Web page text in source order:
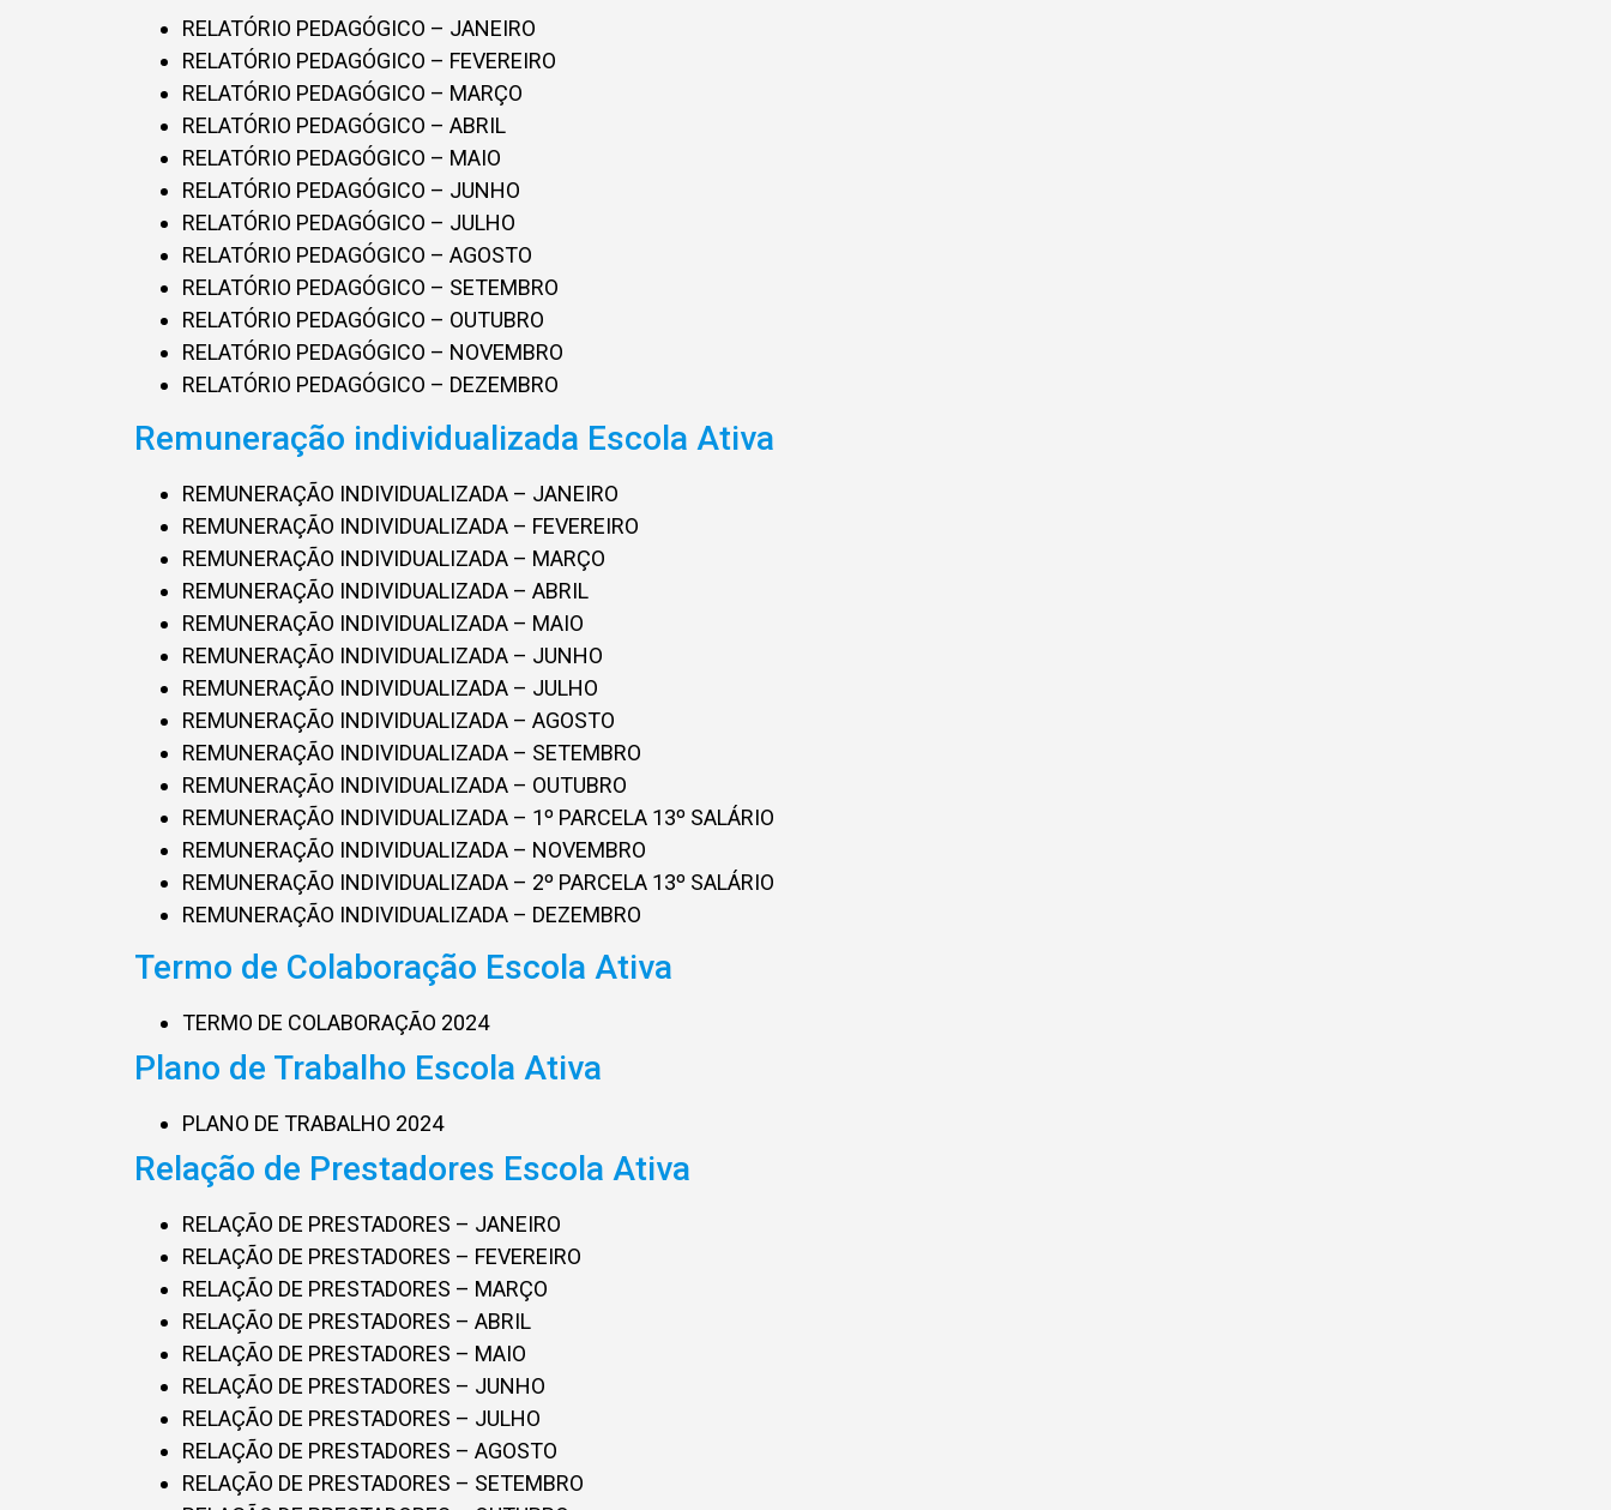
RELATÓRIO PEDAGÓGICO – JANEIRO
RELATÓRIO PEDAGÓGICO – FEVEREIRO
RELATÓRIO PEDAGÓGICO – MARÇO
RELATÓRIO PEDAGÓGICO – ABRIL
RELATÓRIO PEDAGÓGICO – MAIO
RELATÓRIO PEDAGÓGICO – JUNHO
RELATÓRIO PEDAGÓGICO – JULHO
RELATÓRIO PEDAGÓGICO – AGOSTO
RELATÓRIO PEDAGÓGICO – SETEMBRO
RELATÓRIO PEDAGÓGICO – OUTUBRO
RELATÓRIO PEDAGÓGICO – NOVEMBRO
RELATÓRIO PEDAGÓGICO – DEZEMBRO
Remuneração individualizada Escola Ativa
REMUNERAÇÃO INDIVIDUALIZADA – JANEIRO
REMUNERAÇÃO INDIVIDUALIZADA – FEVEREIRO
REMUNERAÇÃO INDIVIDUALIZADA – MARÇO
REMUNERAÇÃO INDIVIDUALIZADA – ABRIL
REMUNERAÇÃO INDIVIDUALIZADA – MAIO
REMUNERAÇÃO INDIVIDUALIZADA – JUNHO
REMUNERAÇÃO INDIVIDUALIZADA – JULHO
REMUNERAÇÃO INDIVIDUALIZADA – AGOSTO
REMUNERAÇÃO INDIVIDUALIZADA – SETEMBRO
REMUNERAÇÃO INDIVIDUALIZADA – OUTUBRO
REMUNERAÇÃO INDIVIDUALIZADA – 1º PARCELA 13º SALÁRIO
REMUNERAÇÃO INDIVIDUALIZADA – NOVEMBRO
REMUNERAÇÃO INDIVIDUALIZADA – 2º PARCELA 13º SALÁRIO
REMUNERAÇÃO INDIVIDUALIZADA – DEZEMBRO
Termo de Colaboração Escola Ativa
TERMO DE COLABORAÇÃO 2024
Plano de Trabalho Escola Ativa
PLANO DE TRABALHO 2024
Relação de Prestadores Escola Ativa
RELAÇÃO DE PRESTADORES – JANEIRO
RELAÇÃO DE PRESTADORES – FEVEREIRO
RELAÇÃO DE PRESTADORES – MARÇO
RELAÇÃO DE PRESTADORES – ABRIL
RELAÇÃO DE PRESTADORES – MAIO
RELAÇÃO DE PRESTADORES – JUNHO
RELAÇÃO DE PRESTADORES – JULHO
RELAÇÃO DE PRESTADORES – AGOSTO
RELAÇÃO DE PRESTADORES – SETEMBRO